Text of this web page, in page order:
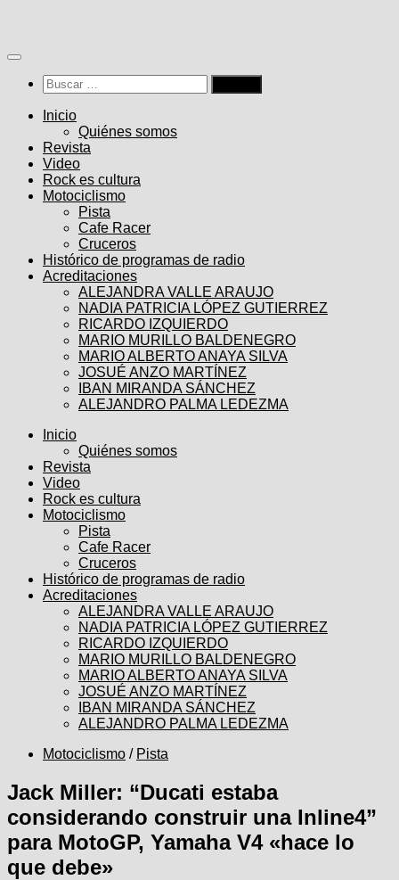
contenido
Buscar:
Inicio
Quiénes somos
Revista
Video
Rock es cultura
Motociclismo
Pista
Cafe Racer
Cruceros
Histórico de programas de radio
Acreditaciones
ALEJANDRA VALLE ARAUJO
NADIA PATRICIA LÓPEZ GUTIERREZ
RICARDO IZQUIERDO
MARIO MURILLO BALDENEGRO
MARIO ALBERTO ANAYA SILVA
JOSUÉ ANZO MARTÍNEZ
IBAN MIRANDA SÁNCHEZ
ALEJANDRO PALMA LEDEZMA
Inicio
Quiénes somos
Revista
Video
Rock es cultura
Motociclismo
Pista
Cafe Racer
Cruceros
Histórico de programas de radio
Acreditaciones
ALEJANDRA VALLE ARAUJO
NADIA PATRICIA LÓPEZ GUTIERREZ
RICARDO IZQUIERDO
MARIO MURILLO BALDENEGRO
MARIO ALBERTO ANAYA SILVA
JOSUÉ ANZO MARTÍNEZ
IBAN MIRANDA SÁNCHEZ
ALEJANDRO PALMA LEDEZMA
Motociclismo / Pista
Jack Miller: “Ducati estaba
considerando construir una Inline4”
para MotoGP, Yamaha V4 «hace lo
que debe»